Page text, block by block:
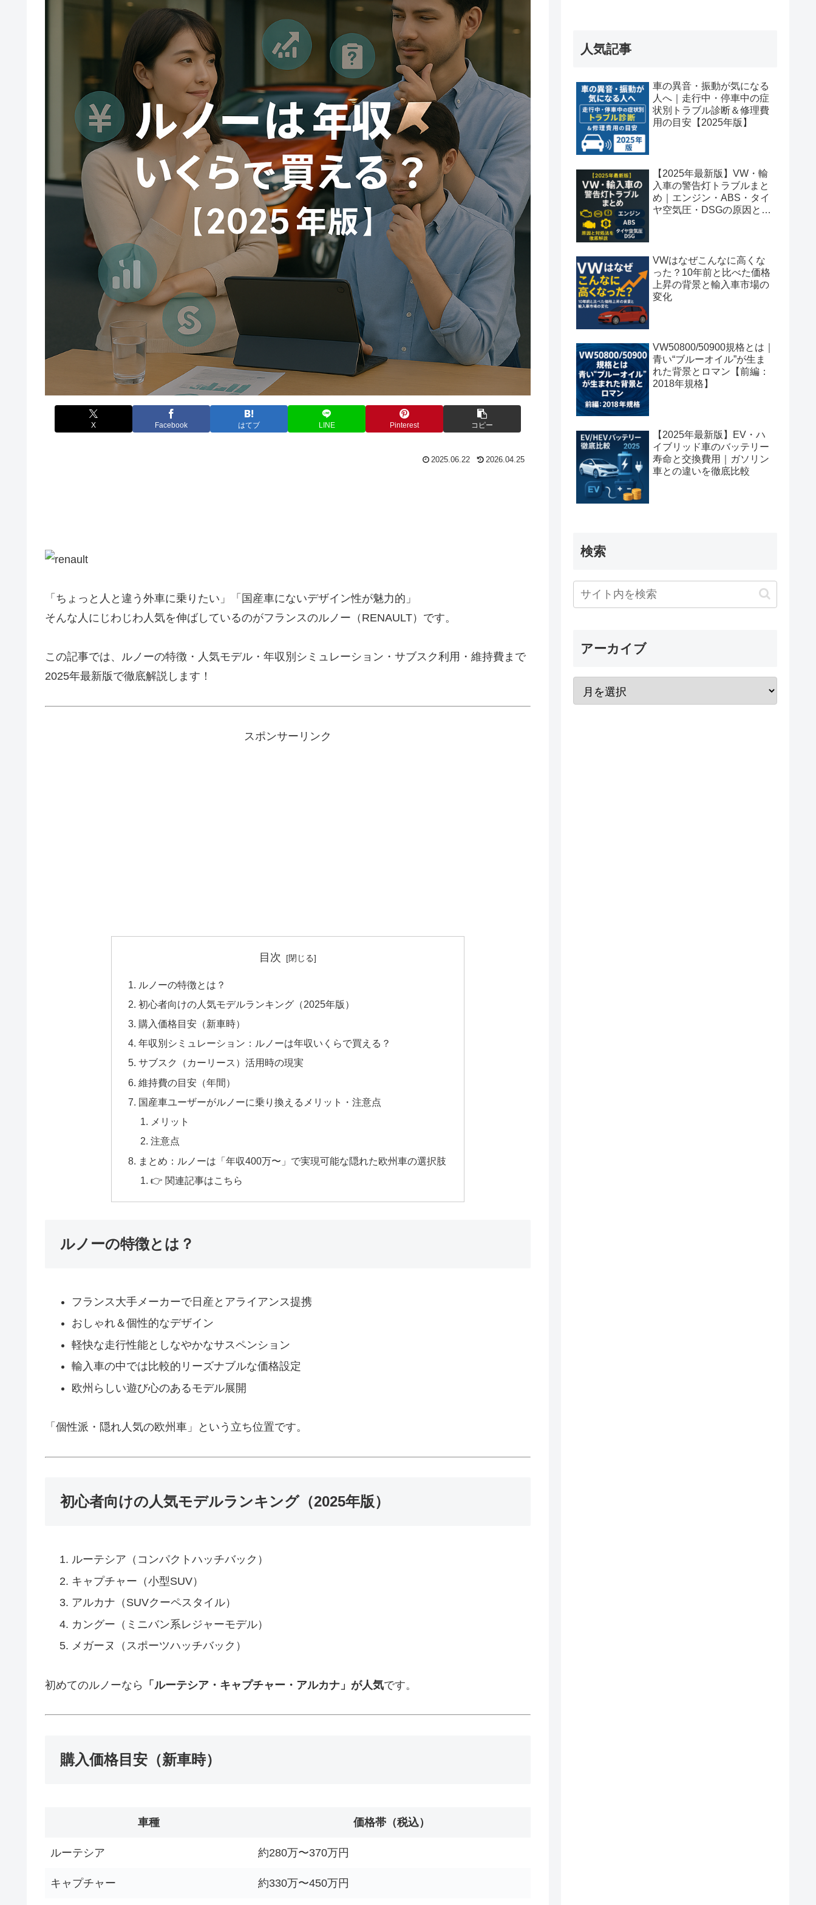
X Facebook はてブ LINE Pinterest コピー
2025.06.22 2026.04.25
「ちょっと人と違う外車に乗りたい」「国産車にないデザイン性が魅力的」
そんな人にじわじわ人気を伸ばしているのがフランスのルノー（RENAULT）です。
この記事では、ルノーの特徴・人気モデル・年収別シミュレーション・サブスク利用・維持費まで
2025年最新版で徹底解説します！
スポンサーリンク
目次
ルノーの特徴とは？
初心者向けの人気モデルランキング（2025年版）
購入価格目安（新車時）
年収別シミュレーション：ルノーは年収いくらで買える？
サブスク（カーリース）活用時の現実
維持費の目安（年間）
国産車ユーザーがルノーに乗り換えるメリット・注意点
メリット
注意点
まとめ：ルノーは「年収400万〜」で実現可能な隠れた欧州車の選択肢
👉 関連記事はこちら
ルノーの特徴とは？
フランス大手メーカーで日産とアライアンス提携
おしゃれ＆個性的なデザイン
軽快な走行性能としなやかなサスペンション
輸入車の中では比較的リーズナブルな価格設定
欧州らしい遊び心のあるモデル展開
「個性派・隠れ人気の欧州車」という立ち位置です。
初心者向けの人気モデルランキング（2025年版）
ルーテシア（コンパクトハッチバック）
キャプチャー（小型SUV）
アルカナ（SUVクーペスタイル）
カングー（ミニバン系レジャーモデル）
メガーヌ（スポーツハッチバック）
初めてのルノーなら 「ルーテシア・キャプチャー・アルカナ」が人気です。
購入価格目安（新車時）
車種 価格帯（税込）
ルーテシア 約280万〜370万円
キャプチャー 約330万〜450万円
人気記事
車の異音・振動が気になる
人へ｜走行中・停車中の症
状別トラブル診断＆修理費
用の目安【2025年版】
【2025年最新版】VW・輸
入車の警告灯トラブルまと
め｜エンジン・ABS・タイ
ヤ空気圧・DSGの原因と対
VWはなぜこんなに高くな
った？10年前と比べた価格
上昇の背景と輸入車市場の
変化
VW50800/50900規格とは｜
青い“ブルーオイル”が生ま
れた背景とロマン【前編：
2018年規格】
【2025年最新版】EV・ハ
イブリッド車のバッテリー
寿命と交換費用｜ガソリン
車との違いを徹底比較
検索
アーカイブ